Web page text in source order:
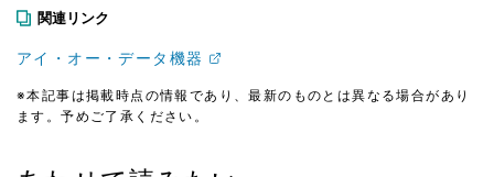
関連リンク
アイ・オー・データ機器
※本記事は掲載時点の情報であり、最新のものとは異なる場合があり
ます。予めご了承ください。